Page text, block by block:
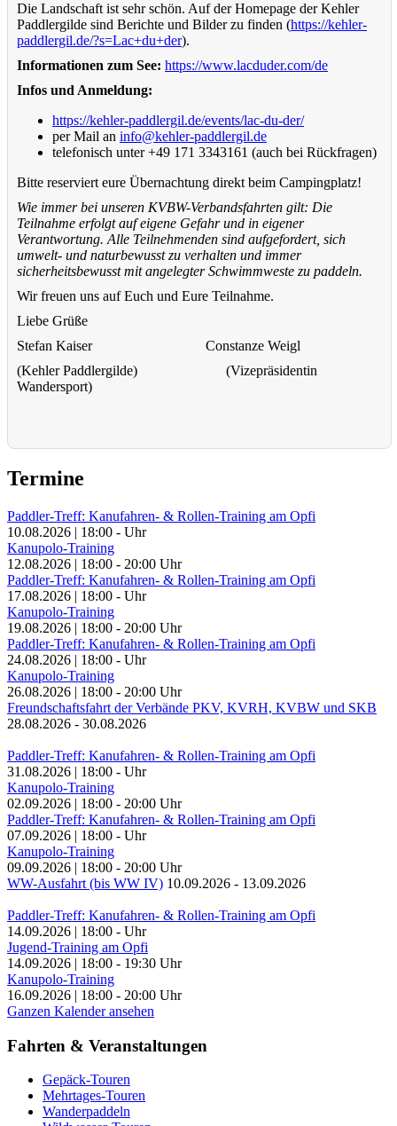
Die Landschaft ist sehr schön. Auf der Homepage der Kehler
Paddlergilde sind Berichte und Bilder zu finden (https://kehler-
paddlergil.de/?s=Lac+du+der).
Informationen zum See: https://www.lacduder.com/de
Infos und Anmeldung:
https://kehler-paddlergil.de/events/lac-du-der/
per Mail an info@kehler-paddlergil.de
telefonisch unter +49 171 3343161 (auch bei Rückfragen)
Bitte reserviert eure Übernachtung direkt beim Campingplatz!
Wie immer bei unseren KVBW-Verbandsfahrten gilt: Die
Teilnahme erfolgt auf eigene Gefahr und in eigener
Verantwortung. Alle Teilnehmenden sind aufgefordert, sich
umwelt- und naturbewusst zu verhalten und immer
sicherheitsbewusst mit angelegter Schwimmweste zu paddeln.
Wir freuen uns auf Euch und Eure Teilnahme.
Liebe Grüße
Stefan Kaiser Constanze Weigl
(Kehler Paddlergilde) (Vizepräsidentin
Wandersport)
Termine
Paddler-Treff: Kanufahren- & Rollen-Training am Opfi
10.08.2026 | 18:00 - Uhr
Kanupolo-Training
12.08.2026 | 18:00 - 20:00 Uhr
Paddler-Treff: Kanufahren- & Rollen-Training am Opfi
17.08.2026 | 18:00 - Uhr
Kanupolo-Training
19.08.2026 | 18:00 - 20:00 Uhr
Paddler-Treff: Kanufahren- & Rollen-Training am Opfi
24.08.2026 | 18:00 - Uhr
Kanupolo-Training
26.08.2026 | 18:00 - 20:00 Uhr
Freundschaftsfahrt der Verbände PKV, KVRH, KVBW und SKB
28.08.2026 - 30.08.2026
Paddler-Treff: Kanufahren- & Rollen-Training am Opfi
31.08.2026 | 18:00 - Uhr
Kanupolo-Training
02.09.2026 | 18:00 - 20:00 Uhr
Paddler-Treff: Kanufahren- & Rollen-Training am Opfi
07.09.2026 | 18:00 - Uhr
Kanupolo-Training
09.09.2026 | 18:00 - 20:00 Uhr
WW-Ausfahrt (bis WW IV) 10.09.2026 - 13.09.2026
Paddler-Treff: Kanufahren- & Rollen-Training am Opfi
14.09.2026 | 18:00 - Uhr
Jugend-Training am Opfi
14.09.2026 | 18:00 - 19:30 Uhr
Kanupolo-Training
16.09.2026 | 18:00 - 20:00 Uhr
Ganzen Kalender ansehen
Fahrten & Veranstaltungen
Gepäck-Touren
Mehrtages-Touren
Wanderpaddeln